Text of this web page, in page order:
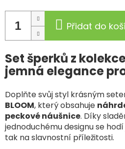
Přidat do
Set šperků z
jemná elegance
Doplňte svůj styl krásným
BLOOM, který obsahuje
peckové náušnice. Díky
jednoduchému designu se
tak na slavnostní příležitosti.